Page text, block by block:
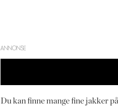
ANNONSE
Du kan finne mange fine jakker